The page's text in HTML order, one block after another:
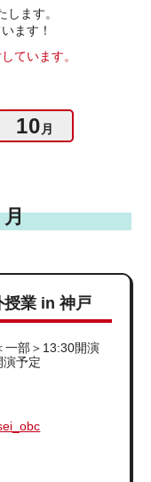
ます。
ます！
ています。
10 月
月
業 in 神戸
一部＞13:30開演
予定